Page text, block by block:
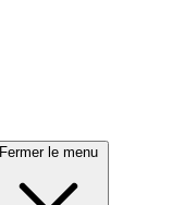
Fermer le menu